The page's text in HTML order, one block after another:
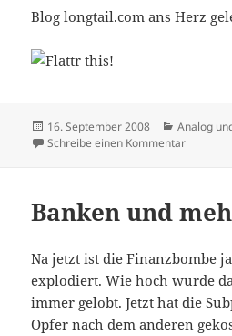
Bloglongtail.com ans Herz
Veröffentlicht
am
16. September 2008 Kategorien
Analog
Schreibe einen Kommentarzu long tail
Banken und
Na jetzt ist die Finanzbombe
explodiert. Wie hoch wurde
immer gelobt. Jetzt hat die
Opfer nach dem anderen